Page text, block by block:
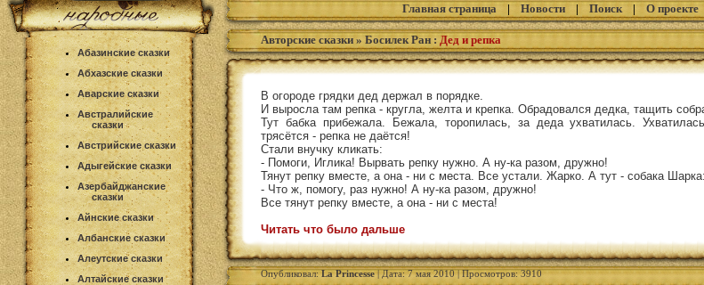
Абазинские сказки
Абхазские сказки
Аварские сказки
Австралийские
сказки
Австрийские сказки
Адыгейские сказки
Азербайджанские
сказки
Айнские сказки
Албанские сказки
Алеутские сказки
Алтайские сказки
Главная страница| Новости| Поиск| О проекте
Авторские сказки » Босилек Ран : Дед и репка
В огороде грядки дед держал в порядке.
И выросла там репка - кругла, желта и крепка. Обрадовался дедка, тащить
Тут бабка прибежала. Бежала, торопилась, за деда ухватилась.
трясётся - репка не даётся!
Стали внучку кликать:
- Помоги, Иглика! Вырвать репку нужно. А ну-ка разом, дружно!
Тянут репку вместе, а она - ни с места. Все устали. Жарко. А тут - собака Шарка:
- Что ж, помогу, раз нужно! А ну-ка разом, дружно!
Все тянут репку вместе, а она - ни с места!
Читать что было дальше
Опубликовал:La Princesse| Дата: 7 мая 2010 | Просмотров: 3910